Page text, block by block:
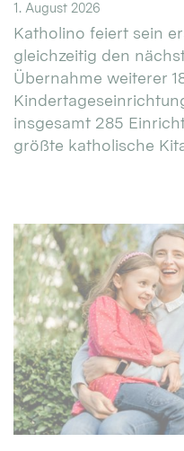
1. August 2026
Katholino feiert sein
gleichzeitig den
Übernahme weiterer
insgesamt 285
größte katholische